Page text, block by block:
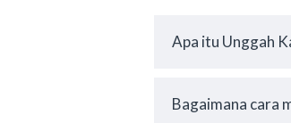
Apa itu Unggah
Bagaimana cara